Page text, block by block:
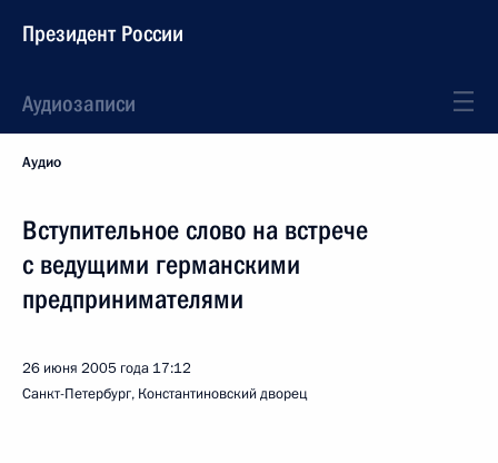
Президент России
Аудиозаписи
Аудио
Вступительное слово на встрече
с ведущими германскими
предпринимателями
26 июня 2005 года 17:12
Санкт-Петербург, Константиновский дворец